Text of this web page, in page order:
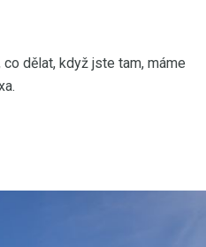
dělat, když jste tam, máme